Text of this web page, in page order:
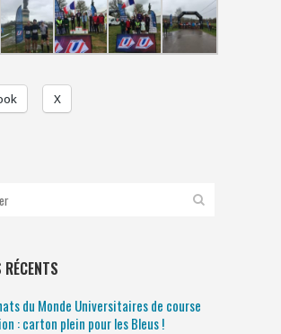
X
du Monde Universitaires de course
: carton plein pour les Bleus !